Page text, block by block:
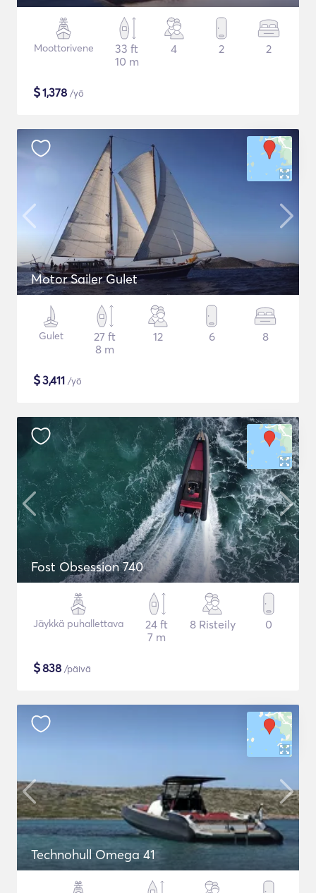
Moottorivene
33 ft
10 m
4 2 2
$1,378 /yö
Motor Sailer Gulet
Gulet
27 ft
8 m
12 6 8
$3,411 /yö
Fost Obsession 740
Jäykkä puhallettava
24 ft
7 m
8 Risteily 0
$838 /päivä
Technohull Omega 41